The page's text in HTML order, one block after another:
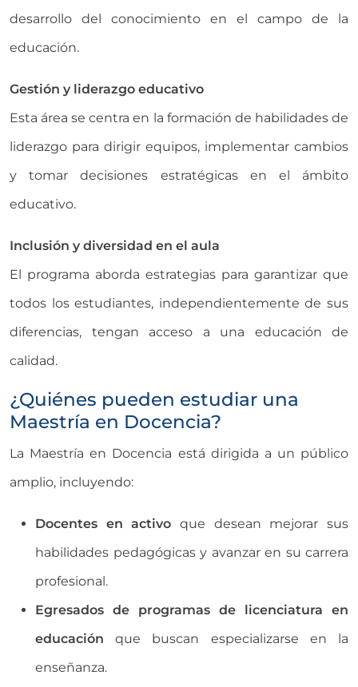
desarrollo del conocimiento en el campo de la
educación.
Gestión y liderazgo educativo
Esta área se centra en la formación de habilidades de
liderazgo para dirigir equipos, implementar cambios
y tomar decisiones estratégicas en el ámbito
educativo.
Inclusión y diversidad en el aula
El programa aborda estrategias para garantizar que
todos los estudiantes, independientemente de sus
diferencias, tengan acceso a una educación de
calidad.
¿Quiénes pueden estudiar una
Maestría en Docencia?
La Maestría en Docencia está dirigida a un público
amplio, incluyendo:
Docentes en activo que desean mejorar sus
habilidades pedagógicas y avanzar en su carrera
profesional.
Egresados de programas de licenciatura en
educación que buscan especializarse en la
enseñanza.